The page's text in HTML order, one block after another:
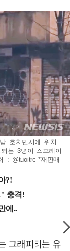
호치민시에 위치
는 3명이 스프레이
: @tuoitre *재판매
그래피티는 유